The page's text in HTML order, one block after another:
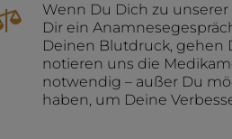
Wenn Du Dich zu
Dir ein
Deinen Blutdruck, gehen
notieren uns die
notwendig – außer Du
haben, um Deine